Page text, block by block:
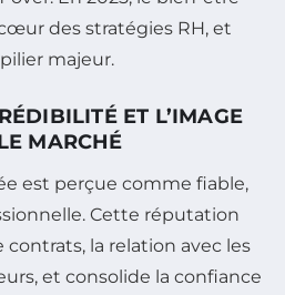
des stratégies RH, et
majeur.
ET L’IMAGE
MARCHÉ
est perçue comme fiable,
Cette réputation
la relation avec les
et consolide la confiance